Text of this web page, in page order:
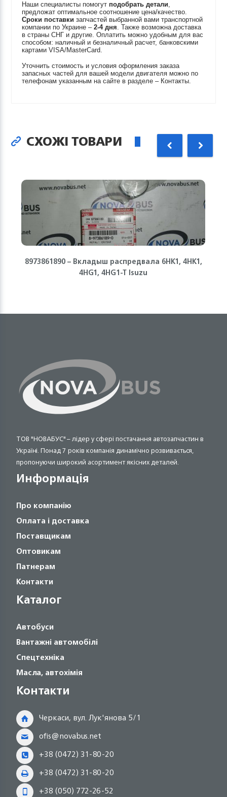
Наши специалисты помогут подобрать детали,
предложат оптимальное соотношение цена/качество.
Сроки поставки запчастей выбранной вами транспортной
компании по Украине –2-4 дня. Также возможна доставка
в страны СНГ и другие. Оплатить можно удобным для вас
способом: наличный и безналичный расчет, банковскими
картами VISA/MasterCard.
Уточнить стоимость и условия оформления заказа
запасных частей для вашей модели двигателя можно по
телефонам указанным на сайте в разделе – Контакты.
СХОЖІ ТОВАРИ
8973861890 – Вкладыш распредвала 6HK1, 4HK1,
4HG1, 4HG1-T Isuzu
ТОВ "НОВАБУС" – лідер у сфері постачання автозапчастин в
Україні. Понад 7 років компанія динамічно розвивається,
пропонуючи широкий асортимент якісних деталей.
Информація
Про компанію
Оплата і доставка
Поставщикам
Оптовикам
Патнерам
Контакти
Каталог
Автобуси
Вантажні автомобілі
Спецтехніка
Масла, автохімія
Контакти
Черкаси, вул. Лук'янова 5/1
ofis@novabus.net
+38 (0472) 31-80-20
+38 (0472) 31-80-20
+38 (050) 772-26-52